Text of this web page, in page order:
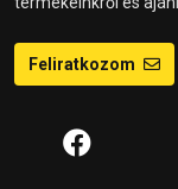
Feliratkozom